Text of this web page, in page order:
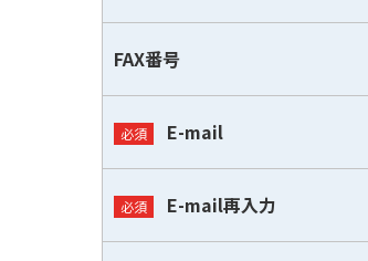
FAX番号
E-mail
E-mail再入力